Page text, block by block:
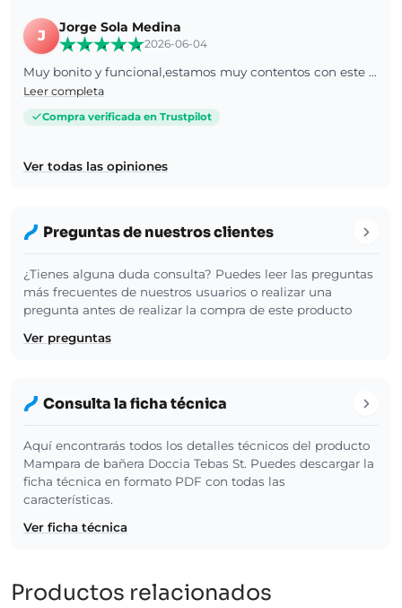
J
Jorge Sola Medina
2026-06-04
Muy bonito y funcional,estamos muy contentos con este producto
Leer completa
Compra verificada en Trustpilot
Ver todas las opiniones
Preguntas de nuestros clientes
¿Tienes alguna duda consulta? Puedes leer las preguntas
más frecuentes de nuestros usuarios o realizar una
pregunta antes de realizar la compra de este producto
Ver preguntas
Consulta la ficha técnica
Aquí encontrarás todos los detalles técnicos del producto
Mampara de bañera Doccia Tebas St. Puedes descargar la
ficha técnica en formato PDF con todas las
características.
Ver ficha técnica
Productos relacionados